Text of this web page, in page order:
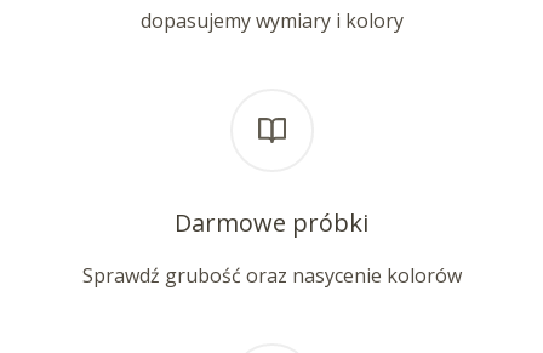
dopasujemy wymiary i kolory
Darmowe próbki
Sprawdź grubość oraz nasycenie kolorów